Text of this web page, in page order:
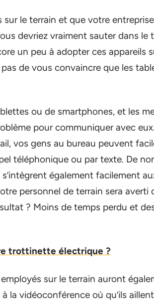
le terrain et que votre entreprise
devriez vraiment sauter dans le
un peu à adopter ces appareils
de vous convaincre que les
ou de smartphones, et les
pour communiquer avec
vos gens au bureau peuvent
téléphonique ou par texte. De
également facilement
personnel de terrain sera averti
? Moins de temps perdu et
trottinette électrique ?
sur le terrain auront
la vidéoconférence où qu’ils